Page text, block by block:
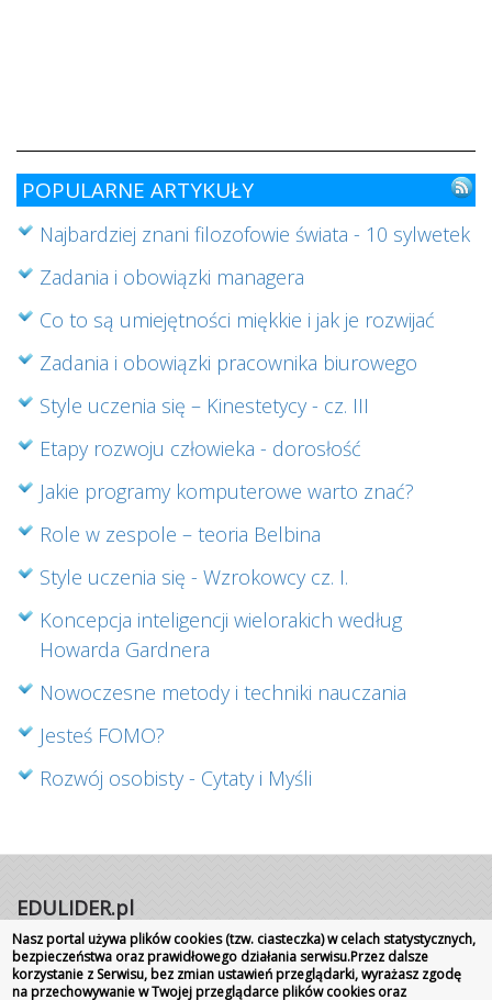
POPULARNE ARTYKUŁY
Najbardziej znani filozofowie świata - 10 sylwetek
Zadania i obowiązki managera
Co to są umiejętności miękkie i jak je rozwijać
Zadania i obowiązki pracownika biurowego
Style uczenia się – Kinestetycy - cz. III
Etapy rozwoju człowieka - dorosłość
Jakie programy komputerowe warto znać?
Role w zespole – teoria Belbina
Style uczenia się - Wzrokowcy cz. I.
Koncepcja inteligencji wielorakich według
Howarda Gardnera
Nowoczesne metody i techniki nauczania
Jesteś FOMO?
Rozwój osobisty - Cytaty i Myśli
EDULIDER.pl
Portal internetowy | Rok założenia 2008
Wszelkie prawa zastrzeżone|Kontakt Promocja
Nasz portal używa plików cookies (tzw. ciasteczka) w celach statystycznych,
bezpieczeństwa oraz prawidłowego działania serwisu.Przez dalsze
korzystanie z Serwisu, bez zmian ustawień przeglądarki, wyrażasz zgodę
na przechowywanie w Twojej przeglądarce plików cookies oraz